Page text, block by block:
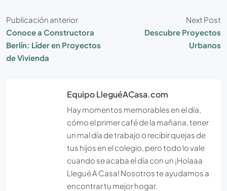
Publicación anterior
Conoce a Constructora
Berlín: Líder en Proyectos
de Vivienda
Next Post
Descubre Proyectos
Urbanos
Equipo LleguéACasa.com
Hay momentos memorables en el día,
cómo el primer café de la mañana, tener
un mal día de trabajo o recibir quejas de
tus hijos en el colegio, pero todo lo vale
cuando se acaba el día con un ¡Holaaa
Llegué A Casa! Nosotros te ayudamos a
encontrar tu mejor hogar.